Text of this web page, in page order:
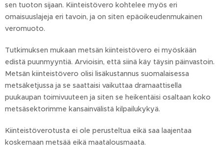
sen tuoton sijaan. Kiinteistövero kohtelee myös eri
omaisuuslajeja eri tavoin, ja on siten epäoikeudenmukainen
veromuoto.
Tutkimuksen mukaan metsän kiinteistövero ei myöskään
edistä puunmyyntiä. Arvioisin, että siinä käy täysin päinvastoin.
Metsän kiinteistövero olisi lisäkustannus suomalaisessa
metsäketjussa ja se saattaisi vaikuttaa dramaattisella
puukaupan toimivuuteen ja siten se heikentäisi osaltaan koko
metsäsektorimme kansainvälistä kilpailukykyä.
Kiinteistöverotusta ei ole perusteltua eikä saa laajentaa
koskemaan metsää eikä maatalousmaata.